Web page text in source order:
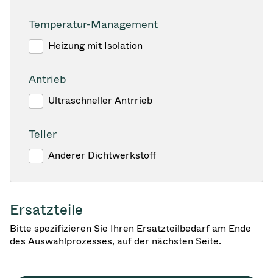
Temperatur-Management
Heizung mit Isolation
Antrieb
Ultraschneller Antrrieb
Teller
Anderer Dichtwerkstoff
Ersatzteile
Bitte spezifizieren Sie Ihren Ersatzteilbedarf am Ende
des Auswahlprozesses, auf der nächsten Seite.